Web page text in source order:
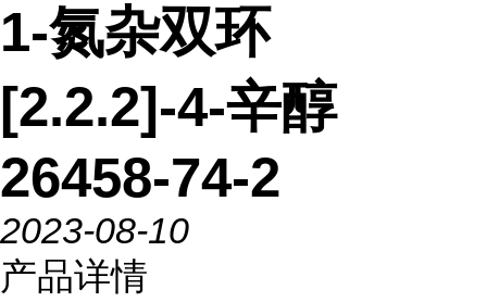
1-氮杂双环
[2.2.2]-4-辛醇
26458-74-2
2023-08-10
产品详情